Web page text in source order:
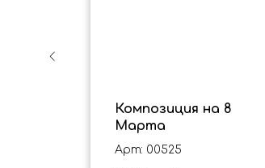
Композиция на 8
Марта
Арт: 00525